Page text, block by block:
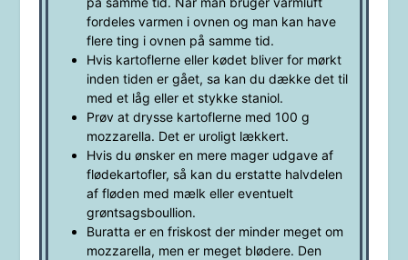
fordeles varmen i ovnen og man kan have
flere ting i ovnen på samme tid.
Hvis kartoflerne eller kødet bliver for mørkt
inden tiden er gået, sa kan du dække det til
med et låg eller et stykke staniol.
Prøv at drysse kartoflerne med 100 g
mozzarella. Det er uroligt lækkert.
Hvis du ønsker en mere mager udgave af
flødekartofler, så kan du erstatte halvdelen
af fløden med mælk eller eventuelt
grøntsagsboullion.
Buratta er en friskost der minder meget om
mozzarella, men er meget blødere. Den